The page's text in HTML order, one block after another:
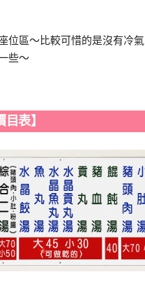
位區～比較可惜的是沒有冷
些～
目表】